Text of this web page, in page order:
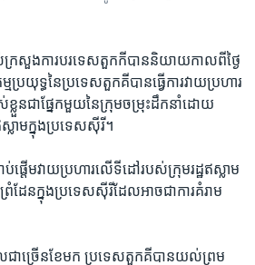
រសួង​ការបរទេស​តួកកី​បាន​និយាយ​កាល​ពី​ថ្ងៃ​
រយុទ្ធ​នៃ​ប្រទេស​តួកគី​បាន​ធ្វើ​ការ​វាយ​ប្រហារ​
នជា​ផ្នែក​មួយ​នៃ​ក្រុម​ចម្រុះ​ដឹកនាំ​ដោយ​
លាម​ក្នុង​ប្រទេស​ស៊ីរី។​
ផ្តើម​វាយ​ប្រហារ​លើ​ទីដៅ​របស់​ក្រុម​រដ្ឋ​ឥស្លាម​
ដែន​ក្នុង​ប្រទេស​ស៊ីរី​ដែល​អាច​ជា​ការគំរាម​
ជា​ច្រើន​ខែ​មក​ ប្រទេស​តួកគី​បាន​យល់​ព្រម​